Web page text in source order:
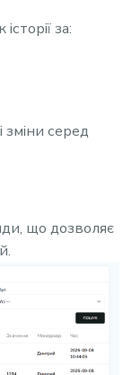
за:
серед
що дозволяє